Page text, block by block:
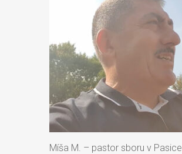
Míša M. – pastor sboru v Pasice